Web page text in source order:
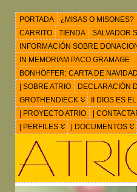
PORTADA ¿MISAS O MISONES?
CARRITO
TIENDA SALVADOR
INFORMACIÓN SOBRE
IN MEMORIAM PACO GRAMAGE
BONHÖFFER: CARTA DE
| SOBRE ATRIO
DECLARACIÓN
GROTHENDIECK
II DIOS ES
| PROYECTO ATRIO
|
| PERFILES
| DOCUMENTOS